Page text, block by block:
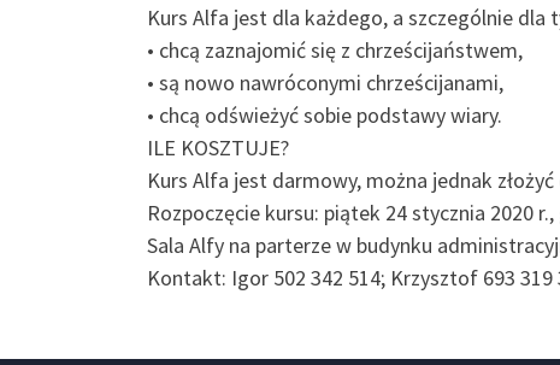
Kurs Alfa jest dla każdego, a szczególnie dla
• chcą zaznajomić się z chrześcijaństwem,
• są nowo nawróconymi chrześcijanami,
• chcą odświeżyć sobie podstawy wiary.
ILE KOSZTUJE?
Kurs Alfa jest darmowy, można jednak
Rozpoczęcie kursu: piątek 24 stycznia 2020
Sala Alfy na parterze w budynku
Kontakt: Igor 502 342 514; Krzysztof 693 319